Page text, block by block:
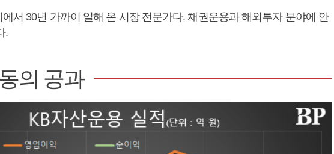
서 30년 가까이 일해 온 시장 전문가다. 채권운용과 해외투자 분야에 안
.
의 공과